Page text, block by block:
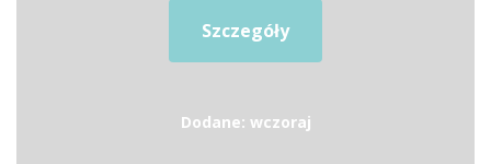
Szczegóły
Dodane: wczoraj